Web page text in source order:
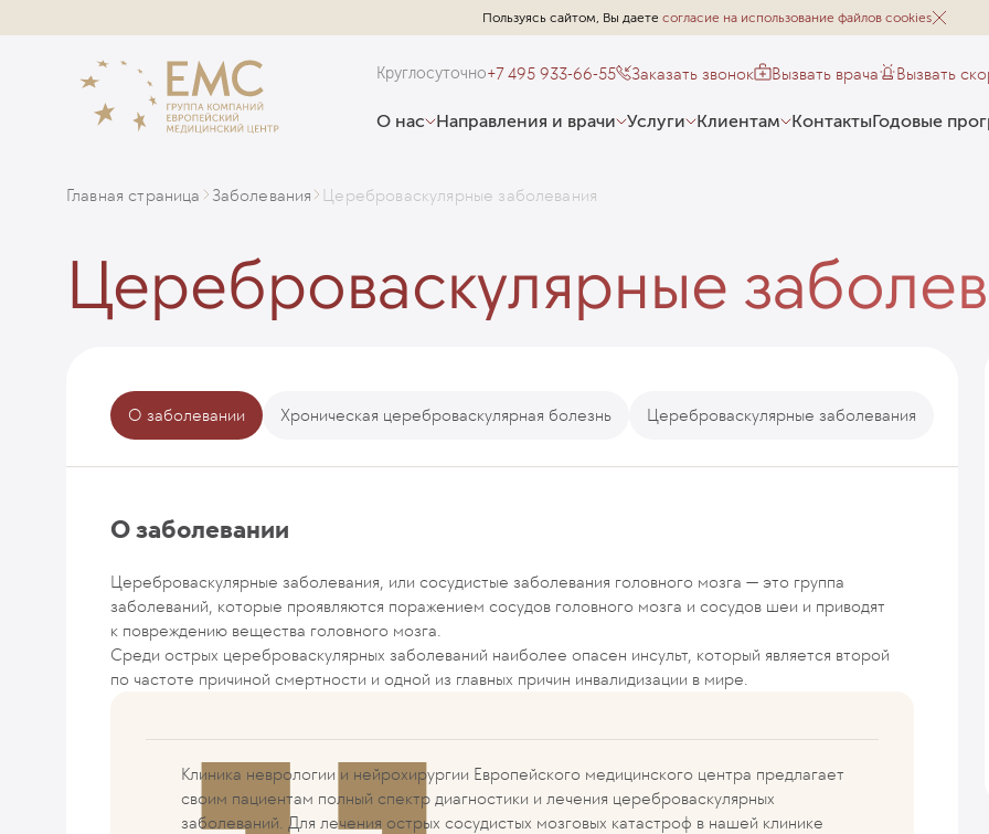
Пользуясь сайтом, Вы даете согласие на использование файлов cookies
Круглосуточно+7 495 933-66-55 Заказать звонок Вызвать врача Вызвать
О нас Направления и врачи Услуги Клиентам КонтактыГодовые
Главная страница Заболевания Цереброваскулярные заболевания
Цереброваскулярные
О заболевании Хроническая цереброваскулярная болезнь Цереброваскулярные заболевания
О заболевании
Цереброваскулярные заболевания, или сосудистые заболевания головного мозга — это группа
заболеваний, которые проявляются поражением сосудов головного мозга и сосудов шеи и приводят
к повреждению вещества головного мозга.
Среди острых цереброваскулярных заболеваний наиболее опасен инсульт, который является второй
по частоте причиной смертности и одной из главных причин инвалидизации в мире.
Клиника неврологии и нейрохирургии Европейского медицинского центра предлагает
своим пациентам полный спектр диагностики и лечения цереброваскулярных
заболеваний. Для лечения острых сосудистых мозговых катастроф в нашей клинике